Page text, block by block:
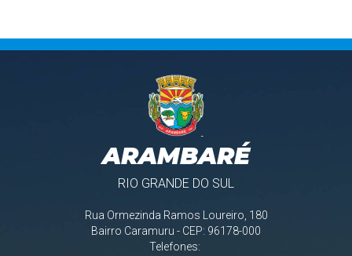
ARAMBARÉ
RIO GRANDE DO SUL
Rua Ormezinda Ramos Loureiro, 180
Bairro Caramuru - CEP: 96178-000
Telefones: